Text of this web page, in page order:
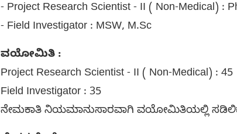
- Project Research Scientist - II ( Non-Medical) :
- Field Investigator : MSW, M.Sc
ವಯೋಮಿತಿ :
Project Research Scientist - II ( Non-Medical) : 45
Field Investigator : 35
ನೇಮಕಾತಿ ನಿಯಮಾನುಸಾರವಾಗಿ ವಯೋಮಿತಿಯಲ್ಲಿ